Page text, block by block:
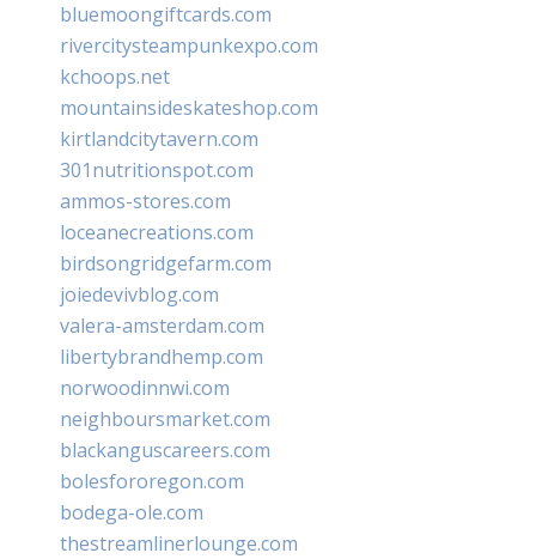
bluemoongiftcards.com
rivercitysteampunkexpo.com
kchoops.net
mountainsideskateshop.com
kirtlandcitytavern.com
301nutritionspot.com
ammos-stores.com
loceanecreations.com
birdsongridgefarm.com
joiedevivblog.com
valera-amsterdam.com
libertybrandhemp.com
norwoodinnwi.com
neighboursmarket.com
blackanguscareers.com
bolesfororegon.com
bodega-ole.com
thestreamlinerlounge.com